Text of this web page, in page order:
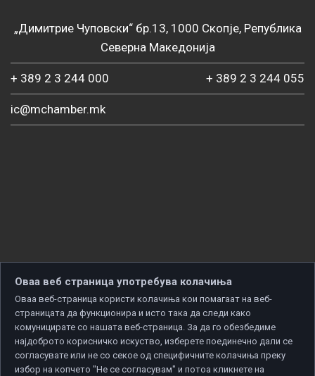
„Димитрие Чуповски“ бр.13, 1000 Скопје, Република
Северна Македонија
+ 389 2 3 244 000 + 389 2 3 244 055
ic@mchamber.mk
Оваа веб страница употребува колачиња
Оваа веб-страница користи колачиња кои помагаат на веб-
страницата да функционира и исто така да следи како
комуницирате со нашата веб-страница. За да го обезбедиме
најдоброто корисничко искуство, изберете поединечно дали се
согласувате или не со секое од специфичните колачиња преку
избор на копчето "Не се согласувам" и потоа кликнете на